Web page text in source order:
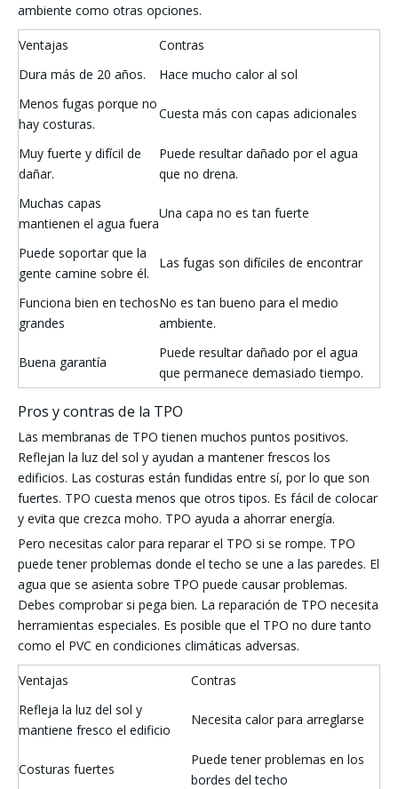
ambiente como otras opciones.
Ventajas
Contras
Dura más de 20 años.
Hace mucho calor al sol
Menos fugas porque no
hay costuras.
Cuesta más con capas adicionales
Muy fuerte y difícil de
dañar.
Puede resultar dañado por el agua
que no drena.
Muchas capas
mantienen el agua fuera
Una capa no es tan fuerte
Puede soportar que la
gente camine sobre él.
Las fugas son difíciles de encontrar
Funciona bien en techos
grandes
No es tan bueno para el medio
ambiente.
Buena garantía
Puede resultar dañado por el agua
que permanece demasiado tiempo.
Pros y contras de la TPO
Las membranas de TPO tienen muchos puntos positivos.
Reflejan la luz del sol y ayudan a mantener frescos los
edificios. Las costuras están fundidas entre sí, por lo que son
fuertes. TPO cuesta menos que otros tipos. Es fácil de colocar
y evita que crezca moho. TPO ayuda a ahorrar energía.
Pero necesitas calor para reparar el TPO si se rompe. TPO
puede tener problemas donde el techo se une a las paredes. El
agua que se asienta sobre TPO puede causar problemas.
Debes comprobar si pega bien. La reparación de TPO necesita
herramientas especiales. Es posible que el TPO no dure tanto
como el PVC en condiciones climáticas adversas.
Ventajas
Contras
Refleja la luz del sol y
mantiene fresco el edificio
Necesita calor para arreglarse
Costuras fuertes
Puede tener problemas en los
bordes del techo